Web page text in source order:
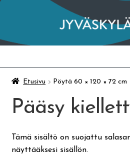
Siirry
Siirry
Taidemuseo & Ratamo
Suomen käsityön museo
Skeittihalli
Etusivu Pöytä 60 × 120 × 72 cm
Pääsy
Tämä sisältö on suojattu
näyttääksesi sisällön.